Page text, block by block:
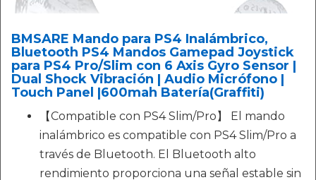
BMSARE Mando para PS4 Inalámbrico,
Bluetooth PS4 Mandos Gamepad Joystick
para PS4 Pro/Slim con 6 Axis Gyro Sensor |
Dual Shock Vibración | Audio Micrófono |
Touch Panel |600mah Batería(Graffiti)
【Compatible con PS4 Slim/Pro】 El mando
inalámbrico es compatible con PS4 Slim/Pro a
través de Bluetooth. El Bluetooth alto
rendimiento proporciona una señal estable sin